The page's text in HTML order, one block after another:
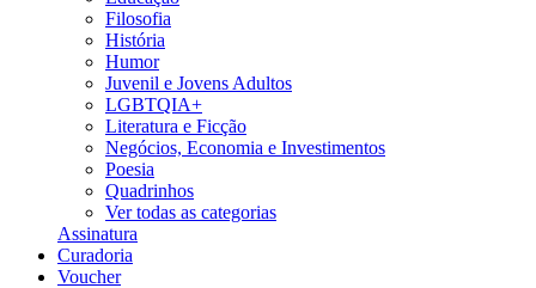
Filosofia
História
Humor
Juvenil e Jovens Adultos
LGBTQIA+
Literatura e Ficção
Negócios, Economia e Investimentos
Poesia
Quadrinhos
Ver todas as categorias
Assinatura
Curadoria
Voucher